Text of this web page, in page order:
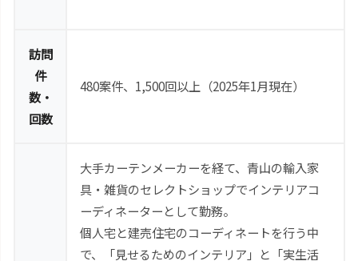
訪問
件
数・
回数
480案件、1,500回以上（2025年1月現在）
大手カーテンメーカーを経て、青山の輸入家
具・雑貨のセレクトショップでインテリアコ
ーディネーターとして勤務。
個人宅と建売住宅のコーディネートを行う中
で、「見せるためのインテリア」と「実生活